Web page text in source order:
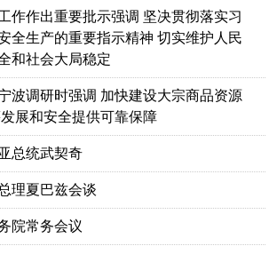
作作出重要批示强调 坚决贯彻落实习
全生产的重要指示精神 切实维护人民
和社会大局稳定
波调研时强调 加快建设大宗商品资源
展和安全提供可靠保障
总统武契奇
理夏巴兹会谈
院常务会议